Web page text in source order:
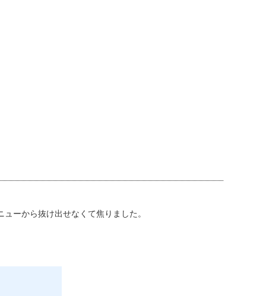
ーから抜け出せなくて焦りました。